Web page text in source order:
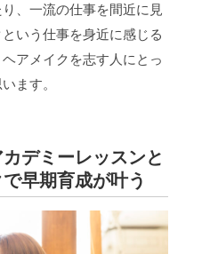
、一流の仕事を間近に見
いう仕事を身近に感じる
アメイクを志す人にとっ
ます。
デミーレッスンと
早期育成が叶う